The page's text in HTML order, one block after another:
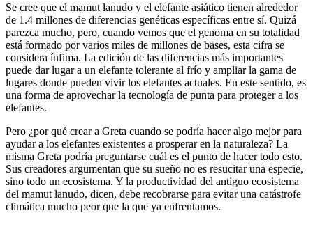
Se cree que el mamut lanudo y el elefante asiático tienen alrededor
de 1.4 millones de diferencias genéticas específicas entre sí. Quizá
parezca mucho, pero, cuando vemos que el genoma en su totalidad
está formado por varios miles de millones de bases, esta cifra se
considera ínfima. La edición de las diferencias más importantes
puede dar lugar a un elefante tolerante al frío y ampliar la gama de
lugares donde pueden vivir los elefantes actuales. En este sentido, es
una forma de aprovechar la tecnología de punta para proteger a los
elefantes.
Pero ¿por qué crear a Greta cuando se podría hacer algo mejor para
ayudar a los elefantes existentes a prosperar en la naturaleza? La
misma Greta podría preguntarse cuál es el punto de hacer todo esto.
Sus creadores argumentan que su sueño no es resucitar una especie,
sino todo un ecosistema. Y la productividad del antiguo ecosistema
del mamut lanudo, dicen, debe recobrarse para evitar una catástrofe
climática mucho peor que la que ya enfrentamos.